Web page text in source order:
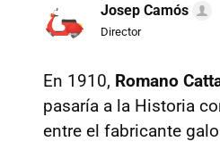
Josep Camós
Director
En 1910, Romano
pasaría a la Historia
entre el fabricante